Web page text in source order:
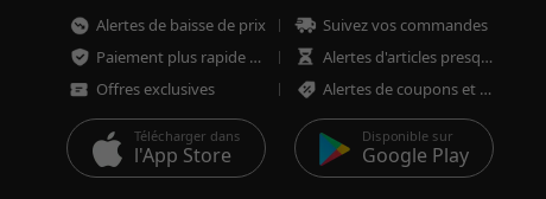
Alertes de baisse de prix
Suivez vos commandes
Paiement plus rapide et plus sécurisé
Alertes d'articles presque épuisés
Offres exclusives
Alertes de coupons et d'offres
Télécharger dans
l'App Store
Disponible sur
Google Play